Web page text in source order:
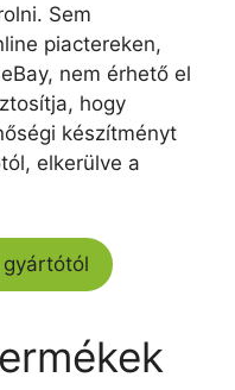
Sem
piactereken,
nem érhető el
hogy
készítményt
elkerülve a
gyártótól